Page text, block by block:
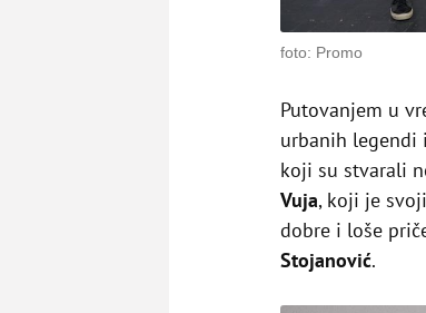
foto: Promo
Putovanjem u
urbanih legendi
koji su stvarali
Vuja, koji je
dobre i loše
Stojanović.